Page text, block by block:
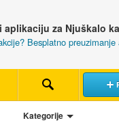
aplikaciju za Njuškalo
Besplatno preuzimanje
Kategorije